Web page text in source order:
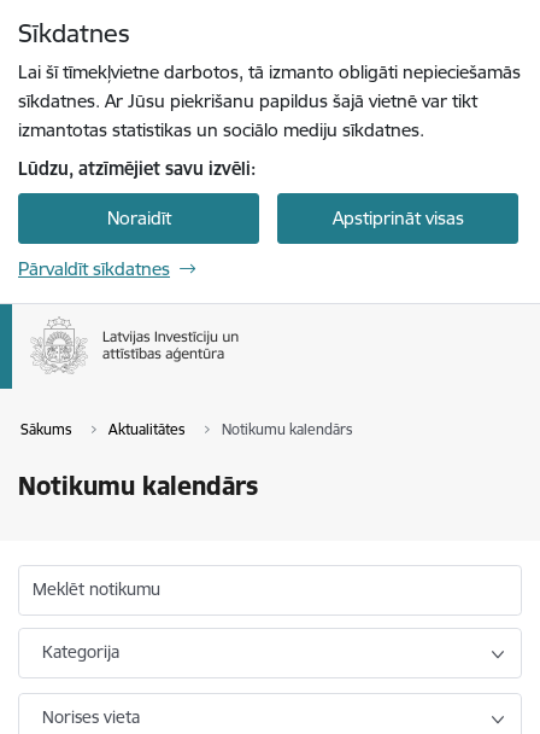
Sīkdatnes
Lai šī tīmekļvietne darbotos, tā izmanto obligāti nepieciešamās
sīkdatnes. Ar Jūsu piekrišanu papildus šajā vietnē var tikt
izmantotas statistikas un sociālo mediju sīkdatnes.
Lūdzu, atzīmējiet savu izvēli:
Noraidīt Apstiprināt visas
Pārvaldīt sīkdatnes
Sākums Aktualitātes Notikumu kalendārs
Notikumu kalendārs
Meklēt notikumu
Kategorija
Norises vieta